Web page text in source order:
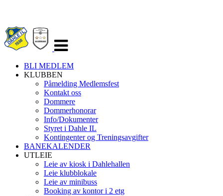
navigasjon
BLI MEDLEM
KLUBBEN
Påmelding Medlemsfest
Kontakt oss
Dommere
Dommerhonorar
Info/Dokumenter
Styret i Dahle IL
Kontingenter og Treningsavgifter
BANEKALENDER
UTLEIE
Leie av kiosk i Dahlehallen
Leie klubblokale
Leie av minibuss
Booking av kontor i 2 etg